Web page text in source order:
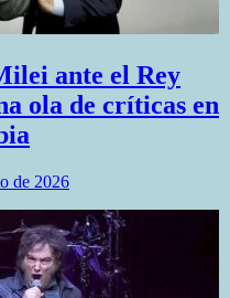
ante el Rey
ola de críticas en
de 2026